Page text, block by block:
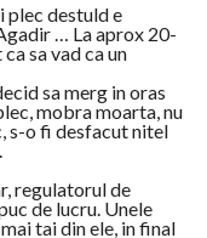
plec destuld e
… La aprox 20-
sa vad ca un
sa merg in oras
mobra moarta, nu
s-o fi desfacut nitel
regulatorul de
de lucru. Unele
tai din ele, in final